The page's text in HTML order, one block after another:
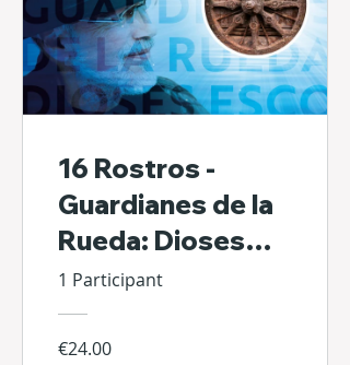
16 Rostros -
Guardianes de la
Rueda: Dioses
Escondidos de Sí
Mismos
1 Participant
€24.00